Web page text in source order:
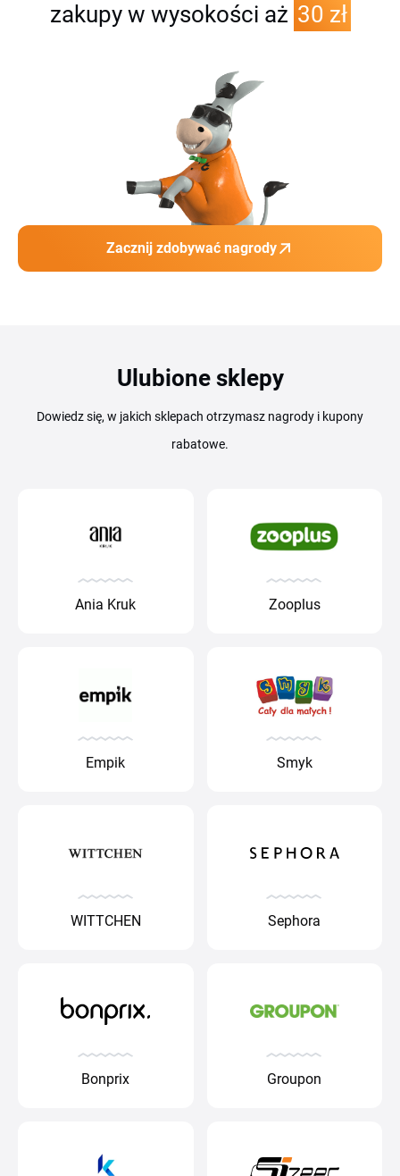
zakupy w wysokości aż 30 zł
Zacznij zdobywać nagrody
Ulubione sklepy
Dowiedz się, w jakich sklepach otrzymasz nagrody i kupony
rabatowe.
Ania Kruk Zooplus
Empik Smyk
WITTCHEN Sephora
Bonprix Groupon